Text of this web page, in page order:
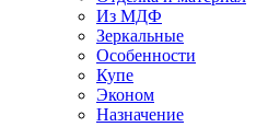
Из МДФ
Зеркальные
Особенности
Купе
Эконом
Назначение